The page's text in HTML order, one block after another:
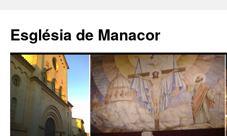
contenido
Església de Manacor